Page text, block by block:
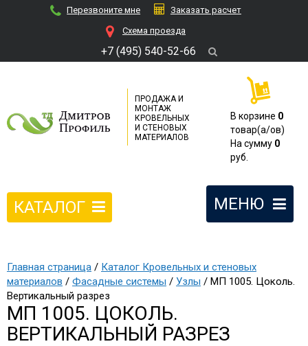
Перезвоните мне
Заказать расчет
Cхема проезда
+7 (495) 540-52-66
ПРОДАЖА И
МОНТАЖ
КРОВЕЛЬНЫХ
И СТЕНОВЫХ
МАТЕРИАЛОВ
В корзине 0
товар(a/ов)
На сумму 0
руб.
МЕНЮ
КАТАЛОГ
Главная страница / Каталог Кровельных и стеновых
материалов / Фасадные системы / Узлы / МП 1005. Цоколь.
Вертикальный разрез
МП 1005. ЦОКОЛЬ.
ВЕРТИКАЛЬНЫЙ РАЗРЕЗ